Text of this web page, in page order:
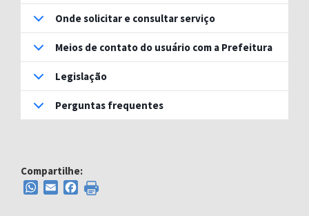
Onde solicitar e consultar serviço
Meios de contato do usuário com a Prefeitura
Legislação
Perguntas frequentes
Compartilhe:
WhatsApp
EmailFacebook